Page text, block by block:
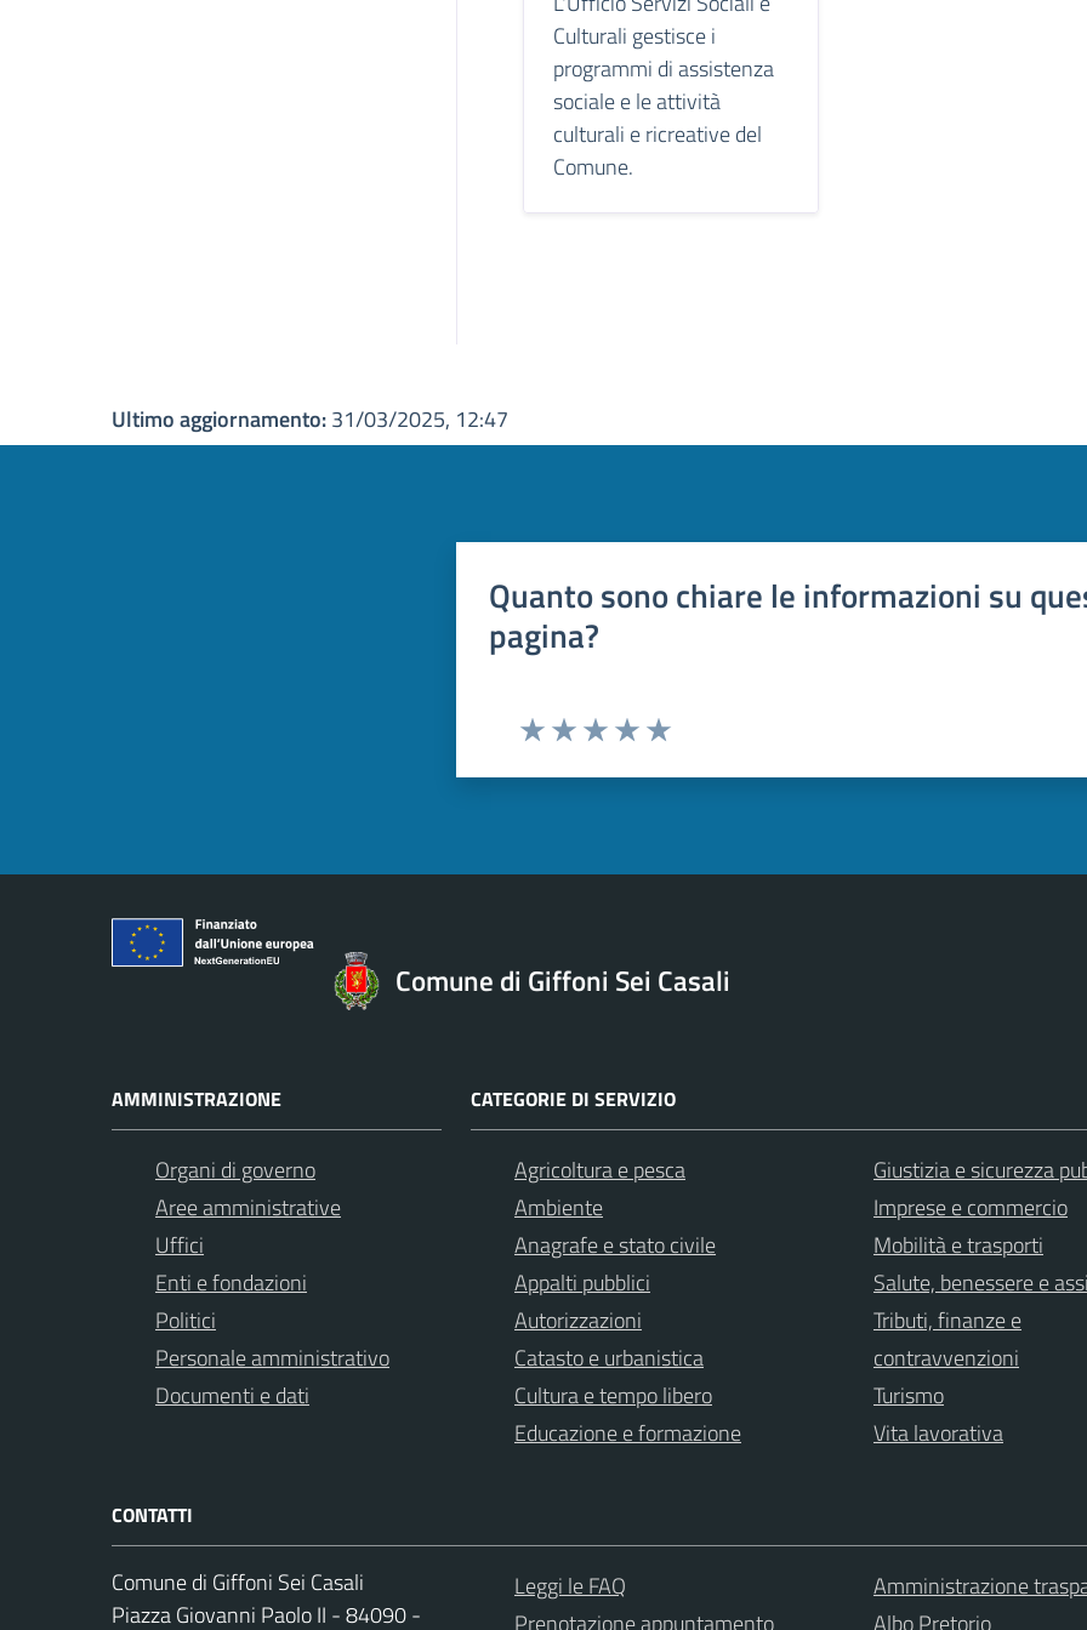
Culturali gestisce i
programmi di assistenza
sociale e le attività
culturali e ricreative del
Comune.
Ultimo aggiornamento:31/03/2025, 12:47
Quanto sono chiare le informazioni su
pagina?
Comune di Giffoni Sei Casali
AMMINISTRAZIONE
Organi di governo
Aree amministrative
Uffici
Enti e fondazioni
Politici
Personale amministrativo
Documenti e dati
CATEGORIE DI SERVIZIO
Agricoltura e pesca
Ambiente
Anagrafe e stato civile
Appalti pubblici
Autorizzazioni
Catasto e urbanistica
Cultura e tempo libero
Educazione e formazione
Giustizia e sicurezza
Imprese e commercio
Mobilità e trasporti
Salute, benessere e
Tributi, finanze e
contravvenzioni
Turismo
Vita lavorativa
CONTATTI
Comune di Giffoni Sei Casali
Piazza Giovanni Paolo II - 84090 -
Leggi le FAQ
Prenotazione appuntamento
Amministrazione
Albo Pretorio